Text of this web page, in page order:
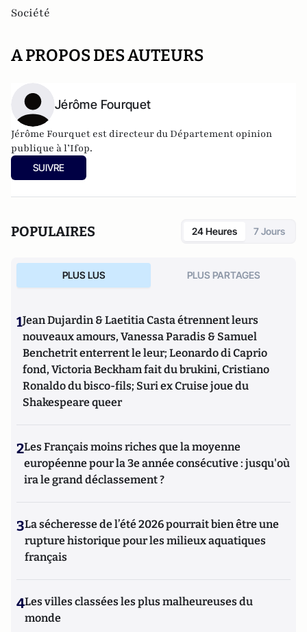
Société
A PROPOS DES AUTEURS
Jérôme Fourquet
Jérôme Fourquet est directeur du Département opinion
publique à l’Ifop.
SUIVRE
POPULAIRES 24 Heures 7 Jours
PLUS LUS PLUS PARTAGES
1Jean Dujardin & Laetitia Casta étrennent leurs
nouveaux amours, Vanessa Paradis & Samuel
Benchetrit enterrent le leur; Leonardo di Caprio
fond, Victoria Beckham fait du brukini, Cristiano
Ronaldo du bisco-fils; Suri ex Cruise joue du
Shakespeare queer
2Les Français moins riches que la moyenne
européenne pour la 3e année consécutive : jusqu'où
ira le grand déclassement ?
3La sécheresse de l’été 2026 pourrait bien être une
rupture historique pour les milieux aquatiques
français
4Les villes classées les plus malheureuses du
monde